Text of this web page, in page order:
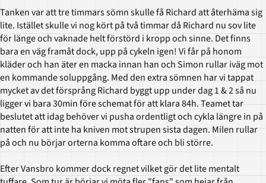
Tanken var att tre timmars sömn skulle få Richard att återhäma sig
lite. Istället skulle vi nog kört på två timmar då Richard nu sov lite
för länge och vaknade helt förstörd i kropp och sinne. Det finns
bara en väg framåt dock, upp på cykeln igen! Vi får på honom
kläder och han äter en macka innan han och Simon rullar iväg mot
en kommande soluppgång. Med den extra sömnen har vi tappat
mycket av det försprång Richard byggt upp under dag 1 & 2 så nu
ligger vi bara 30min före schemat för att klara 84h. Teamet tar
beslutet att idag behöver vi pusha ordentligt och cykla längre in på
natten för att inte ha kniven mot strupen sista dagen. Milen rullar
på och nu börjar orterna komma oftare och bli större.
Efter Vansbro kommer dock regnet vilket gör det lite mentalt